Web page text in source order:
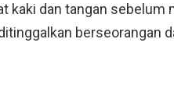
kaki dan tangan
berseorangan